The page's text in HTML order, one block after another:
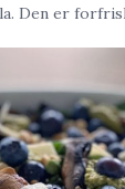
Den er